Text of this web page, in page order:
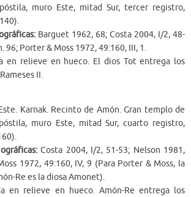
muro Este, mitad Sur, tercer registro,
Barguet 1962, 68; Costa 2004, I/2, 48-
96; Porter & Moss 1972, 49:160, III, 1.
en relieve en hueco. El dios Tot entrega los
II.
Karnak. Recinto de Amón. Gran templo de
muro Este, mitad Sur, cuarto registro,
Costa 2004, I/2, 51-53; Nelson 1981,
1972, 49:160, IV, 9 (Para Porter & Moss, la
Re es la diosa Amonet).
en relieve en hueco. Amón-Re entrega los